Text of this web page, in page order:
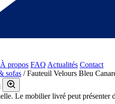
À propos FAQ Actualités Contact
sofas / Fauteuil Velours Bleu
Le mobilier livré peut présenter